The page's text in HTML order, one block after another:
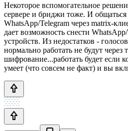
Некоторое вспомогательное
сервере и бриджи тоже. И общаться
WhatsApp/Telegram через matrix-
дает возможность снести
устройств. Из недостатков -
нормально работать не будут через
шифрование...работать будет если
умеет (что совсем не факт) и вы